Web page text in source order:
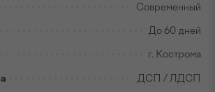
Современный
До 60 дней
г. Кострома
ДСП / ЛДСП